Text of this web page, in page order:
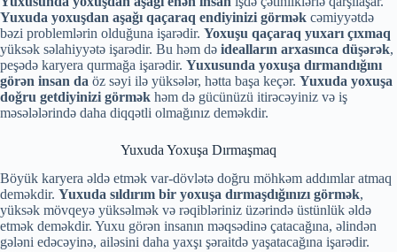
Yuxuda yoxuşdan aşağı qaçaraq endiyinizi görmək cəmiyyətdə
bəzi problemlərin olduğuna işarədir. Yoxuşu qaçaraq yuxarı çıxmaq
yüksək səlahiyyətə işarədir. Bu həm də idealların arxasınca düşərək,
peşədə karyera qurmağa işarədir. Yuxusunda yoxuşa dırmandığını
görən insan da öz səyi ilə yüksələr, hətta başa keçər. Yuxuda yoxuşa
doğru getdiyinizi görmək həm də gücünüzü itirəcəyiniz və iş
məsələlərində daha diqqətli olmağınız deməkdir.
Yuxuda Yoxuşa Dırmaşmaq
Böyük karyera əldə etmək var-dövlətə doğru möhkəm addımlar atmaq
deməkdir. Yuxuda sıldırım bir yoxuşa dırmaşdığınızı görmək,
yüksək mövqeyə yüksəlmək və rəqibləriniz üzərində üstünlük əldə
etmək deməkdir. Yuxu görən insanın məqsədinə çatacağına, əlindən
gələni edəcəyinə, ailəsini daha yaxşı şəraitdə yaşatacağına işarədir.